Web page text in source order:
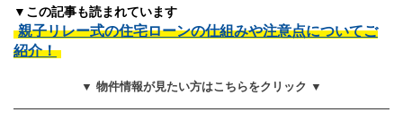
▼この記事も読まれています
親子リレー式の住宅ローンの仕組みや注意点についてご
紹介！
▼ 物件情報が見たい方はこちらをクリック ▼